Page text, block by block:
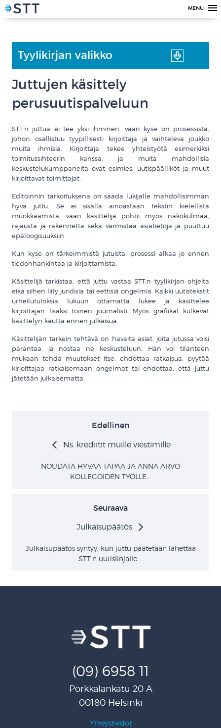
MENU
Tyylikirjan valikko
Juttujen käsittely
perusuutispalveluun
STT:n juttua ei tee yksi ihminen, vaan kyse on prosessista,
johon osallistuu tyypillisesti kirjoittaja ja vaihteleva joukko
muita ihmisiä. Kirjoittaja tekee yhteistyötä esimerkiksi
toimitussihteerin kanssa, ja muita mahdollisia
keskustelukumppaneita ovat esimies, uutispäälliköt ja muut
kirjoittavat toimittajat.
Editoinnin tarkoituksena on saada lukijalle mahdollisimman
hyvä juttu. Se ei sisällä ainoastaan tekstin kielellistä
muokkaamista, vaan käsittelijä pohtii myös näkökulmaa,
rajausta ja rakennetta sekä varmistaa asiatietoja ja puuttuu
epäloogisuuksiin.
Kun kyse on tärkeimmistä jutuista, prosessi alkaa jo ennen
tiedonhankintaa ja kirjoittamista.
Käsittelijä tarkistaa, että juttu vastaa STT:n tyylikirjan ohjeita
eikä siihen liity juridisia tai eettisiä ongelmia. Kaikki uutistekstit
urheilutuloksia lukuun ottamatta lukee ja käsittelee
kirjoittajan lisäksi toinen journalisti. Myös grafiikat kulkevat
käsittelyn kautta ennen julkaisua.
Käsittelijän tärkein tehtävä on havaita asiat, joita jutussa voisi
parantaa, ja nostaa ne keskusteluun. Hän voi tilanteen
mukaan tehdä muutokset itse, ehdottaa ratkaisua, pyytää
kirjoittajaa ratkaisemaan ongelmat tai ehdottaa, että juttu
jätetään julkaisematta.
Edellinen
Ns. krediitit muille viestimille
NOUDATA HYVÄÄ TAPAA JA ANNA ARVO
KOLLEGOIDEN TYÖLLE...
Seuraava
Julkaisupäätös
Julkaisupäätös syntyy, kun juttu päätetään lähettää
STT:n uutislinjalle....
(09) 6958 11
Porkkalankatu 20 A
00180 Helsinki
Yhteystiedot